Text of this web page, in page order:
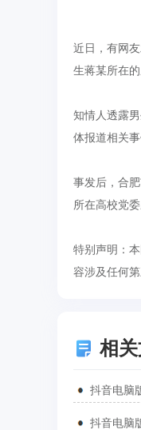
近日，有网
生蒋某所在
知情人透露
体报道相关
事发后，合
所在高校党
特别声明：
容涉及任何
相
抖音电脑
抖音电脑